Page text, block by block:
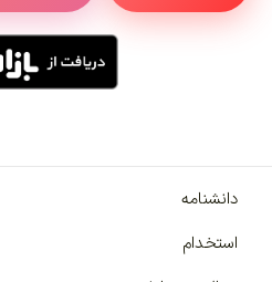
دانشنامه
استخدام